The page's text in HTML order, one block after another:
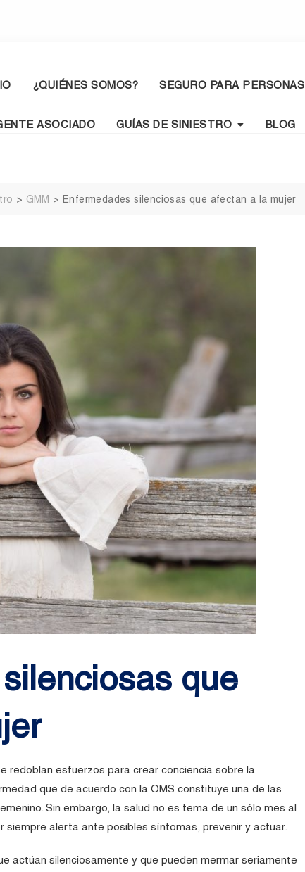
¿QUIÉNES SOMOS? SEGURO PARA PERSONAS
ASOCIADO GUÍAS DE SINIESTRO BLOG
> GMM > Enfermedades silenciosas que afectan a la mujer
que
redoblan esfuerzos para crear conciencia sobre la
que de acuerdo con la OMS constituye una de las
Sin embargo, la salud no es tema de un sólo mes al
siempre alerta ante posibles síntomas, prevenir y actuar.
actúan silenciosamente y que pueden mermar seriamente